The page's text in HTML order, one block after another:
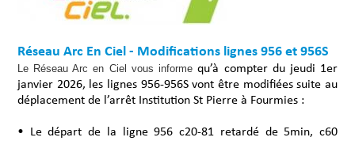
Réseau Arc En Ciel - Modifications lignes 956 et 956S
Le Réseau Arc en Ciel vous informequ’à compter du jeudi 1er
janvier 2026, les lignes 956-956S vont être modifiées suite au
déplacement de l’arrêt Institution St Pierre à Fourmies :
• Le départ de la ligne 956 c20-81 retardé de 5min, c60